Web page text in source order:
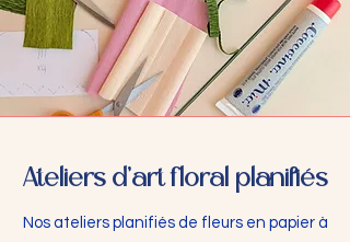
Ateliers d'art floral planifiés
Nos ateliers planifiés de fleurs en papier à